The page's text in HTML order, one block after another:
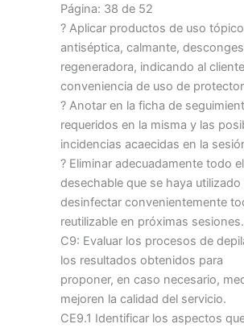
Página: 38 de 52
? Aplicar productos de uso
antiséptica, calmante,
regeneradora, indicando al
conveniencia de uso de
? Anotar en la ficha de
requeridos en la misma y las
incidencias acaecidas en la
? Eliminar adecuadamente todo
desechable que se haya
desinfectar convenientemente
reutilizable en próximas sesiones.
C9: Evaluar los procesos de
los resultados obtenidos para
proponer, en caso necesario,
mejoren la calidad del servicio.
CE9.1 Identificar los aspectos